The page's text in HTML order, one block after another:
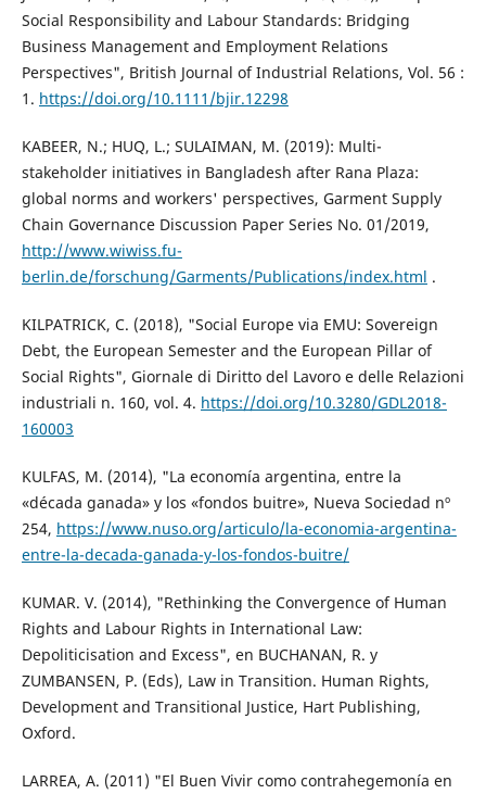
Social Responsibility and Labour Standards: Bridging
Business Management and Employment Relations
Perspectives", British Journal of Industrial Relations, Vol. 56 :
1. https://doi.org/10.1111/bjir.12298
KABEER, N.; HUQ, L.; SULAIMAN, M. (2019): Multi-
stakeholder initiatives in Bangladesh after Rana Plaza:
global norms and workers' perspectives, Garment Supply
Chain Governance Discussion Paper Series No. 01/2019,
http://www.wiwiss.fu-
berlin.de/forschung/Garments/Publications/index.html .
KILPATRICK, C. (2018), "Social Europe via EMU: Sovereign
Debt, the European Semester and the European Pillar of
Social Rights", Giornale di Diritto del Lavoro e delle Relazioni
industriali n. 160, vol. 4. https://doi.org/10.3280/GDL2018-
160003
KULFAS, M. (2014), "La economía argentina, entre la
«década ganada» y los «fondos buitre», Nueva Sociedad nº
254, https://www.nuso.org/articulo/la-economia-argentina-
entre-la-decada-ganada-y-los-fondos-buitre/
KUMAR. V. (2014), "Rethinking the Convergence of Human
Rights and Labour Rights in International Law:
Depoliticisation and Excess", en BUCHANAN, R. y
ZUMBANSEN, P. (Eds), Law in Transition. Human Rights,
Development and Transitional Justice, Hart Publishing,
Oxford.
LARREA, A. (2011) "El Buen Vivir como contrahegemonía en